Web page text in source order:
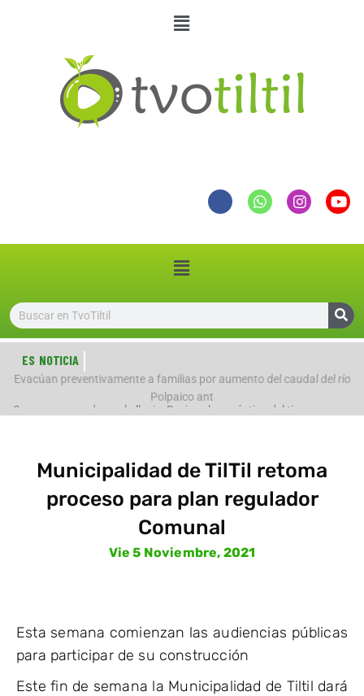
ES NOTICIA
Evacúan preventivamente a familias por aumento del caudal del río
Polpaico ant
Municipalidad de TilTil retoma
proceso para plan regulador
Comunal
Vie 5 Noviembre, 2021
Esta semana comienzan las audiencias públicas
para participar de su construcción
Este fin de semana la Municipalidad de Tiltil dará